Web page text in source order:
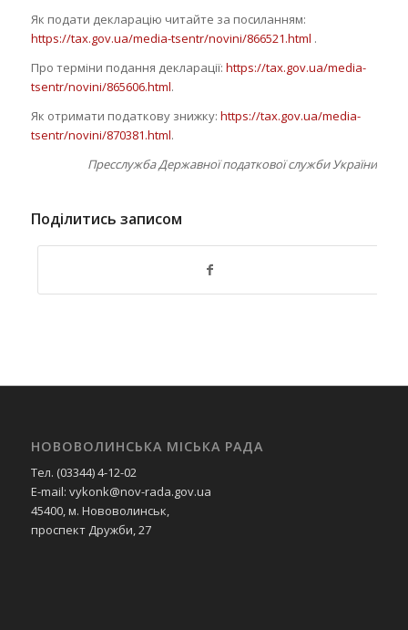
Як подати декларацію читайте за посиланням:
https://tax.gov.ua/media-tsentr/novini/866521.html .
Про терміни подання декларації: https://tax.gov.ua/media-
tsentr/novini/865606.html.
Як отримати податкову знижку: https://tax.gov.ua/media-
tsentr/novini/870381.html.
Пресслужба Державної податкової служби України
Поділитись записом
НОВОВОЛИНСЬКА МІСЬКА РАДА
Тел. (03344) 4-12-02
E-mail: vykonk@nov-rada.gov.ua
45400, м. Нововолинськ,
проспект Дружби, 27